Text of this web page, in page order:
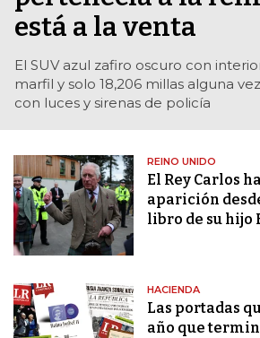
está a la venta
El SUV azul zafiro oscuro con
marfil y solo 18,206 millas alguna
con luces y sirenas de policía
REINO UNIDO
El Rey Carlos
aparición
libro de su hijo
HACIENDA
Las portadas
año que